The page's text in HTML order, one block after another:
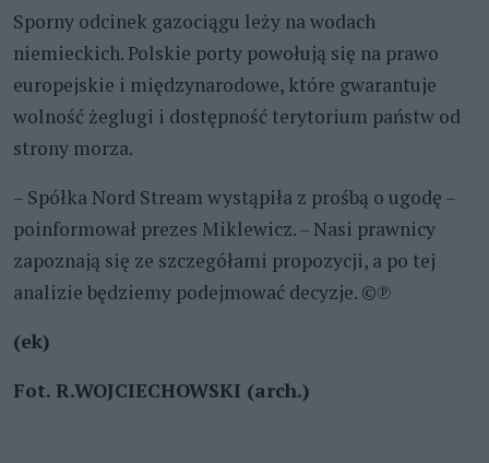
Sporny odcinek gazociągu leży na wodach
niemieckich. Polskie porty powołują się na prawo
europejskie i międzynarodowe, które gwarantuje
wolność żeglugi i dostępność terytorium państw od
strony morza.
– Spółka Nord Stream wystąpiła z prośbą o ugodę –
poinformował prezes Miklewicz. – Nasi prawnicy
zapoznają się ze szczegółami propozycji, a po tej
analizie będziemy podejmować decyzje. ©℗
(ek)
Fot. R.WOJCIECHOWSKI (arch.)